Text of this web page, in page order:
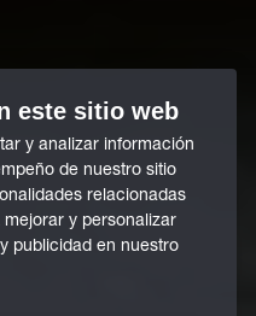
este sitio web
y analizar información
de nuestro sitio
relacionadas
y personalizar
publicidad en nuestro